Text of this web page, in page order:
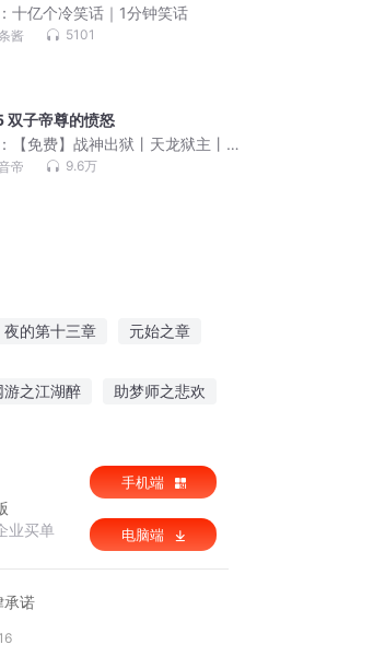
十亿个冷笑话｜1分钟笑话
酱 5101
双子帝尊的愤怒
【免费】战神出狱丨天龙狱主丨
骄丨爆款上门龙婿
帝 9.6万
夜的第十三章 元始之章
游之江湖醉 助梦师之悲欢
业买单
手机端
电脑端
承诺